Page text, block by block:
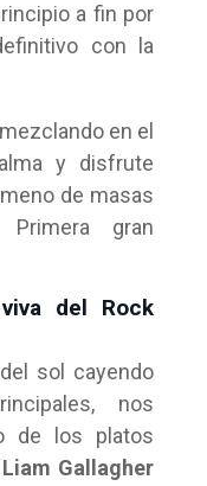
a fin por
con la
en el
y disfrute
de masas
Primera gran
del Rock
sol cayendo
nos
de los platos
Liam Gallagher